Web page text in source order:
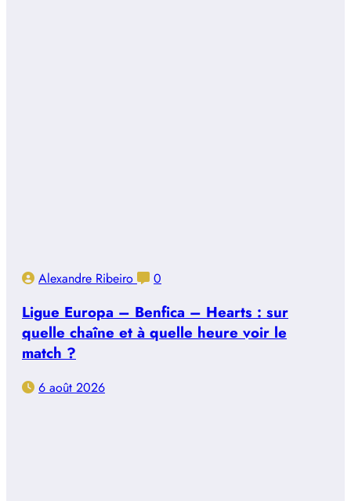
Alexandre Ribeiro 0
Ligue Europa – Benfica – Hearts : sur
quelle chaîne et à quelle heure voir le
match ?
6 août 2026